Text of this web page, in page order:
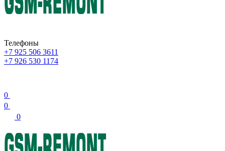
Телефоны
+7 925 506 3611
+7 926 530 1174
0
0
0